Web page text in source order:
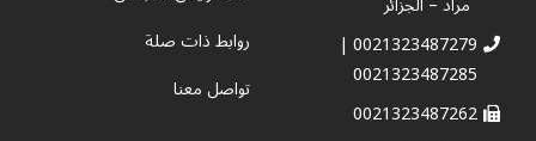
0021323487279 |
0021323487285
0021323487262
روابط ذات صلة
تواصل معنا